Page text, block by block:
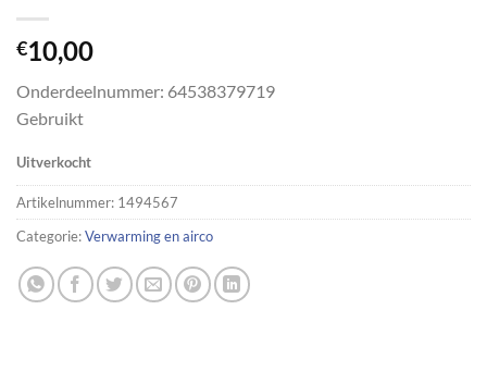
€10,00
Onderdeelnummer: 64538379719
Gebruikt
Uitverkocht
Artikelnummer: 1494567
Categorie:Verwarming en airco